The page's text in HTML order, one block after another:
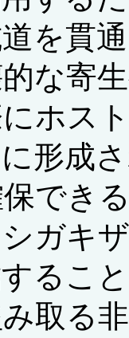
を貫
な寄
ホス
形成
でき
ガキ
るこ
取る